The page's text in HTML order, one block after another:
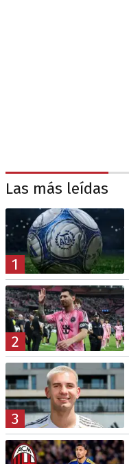
Las más leídas
1
2
3